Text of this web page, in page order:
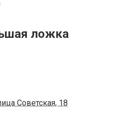
ложка
Советская, 18